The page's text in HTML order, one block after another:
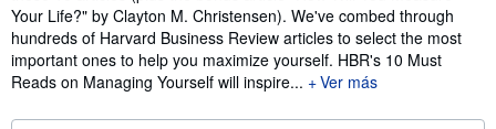
Your Life?" by Clayton M. Christensen). We've combed through
hundreds of Harvard Business Review articles to select the most
important ones to help you maximize yourself. HBR's 10 Must
Reads on Managing Yourself will inspire...
Ver más